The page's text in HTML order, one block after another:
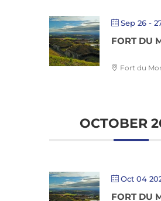
Sep 26 -
FORT DU
Fort du
OCTOBER
Oct 04
FORT DU